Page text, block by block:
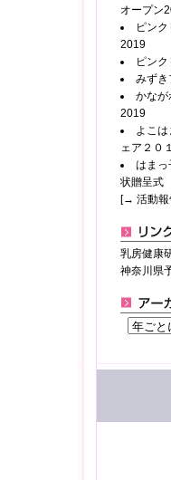
オープン
ピン
2019
ピン
みず
かなが
2019
よこ
ェア２０
はまっ
状贈呈式
[→ 活動報
乳房健康
神奈川県